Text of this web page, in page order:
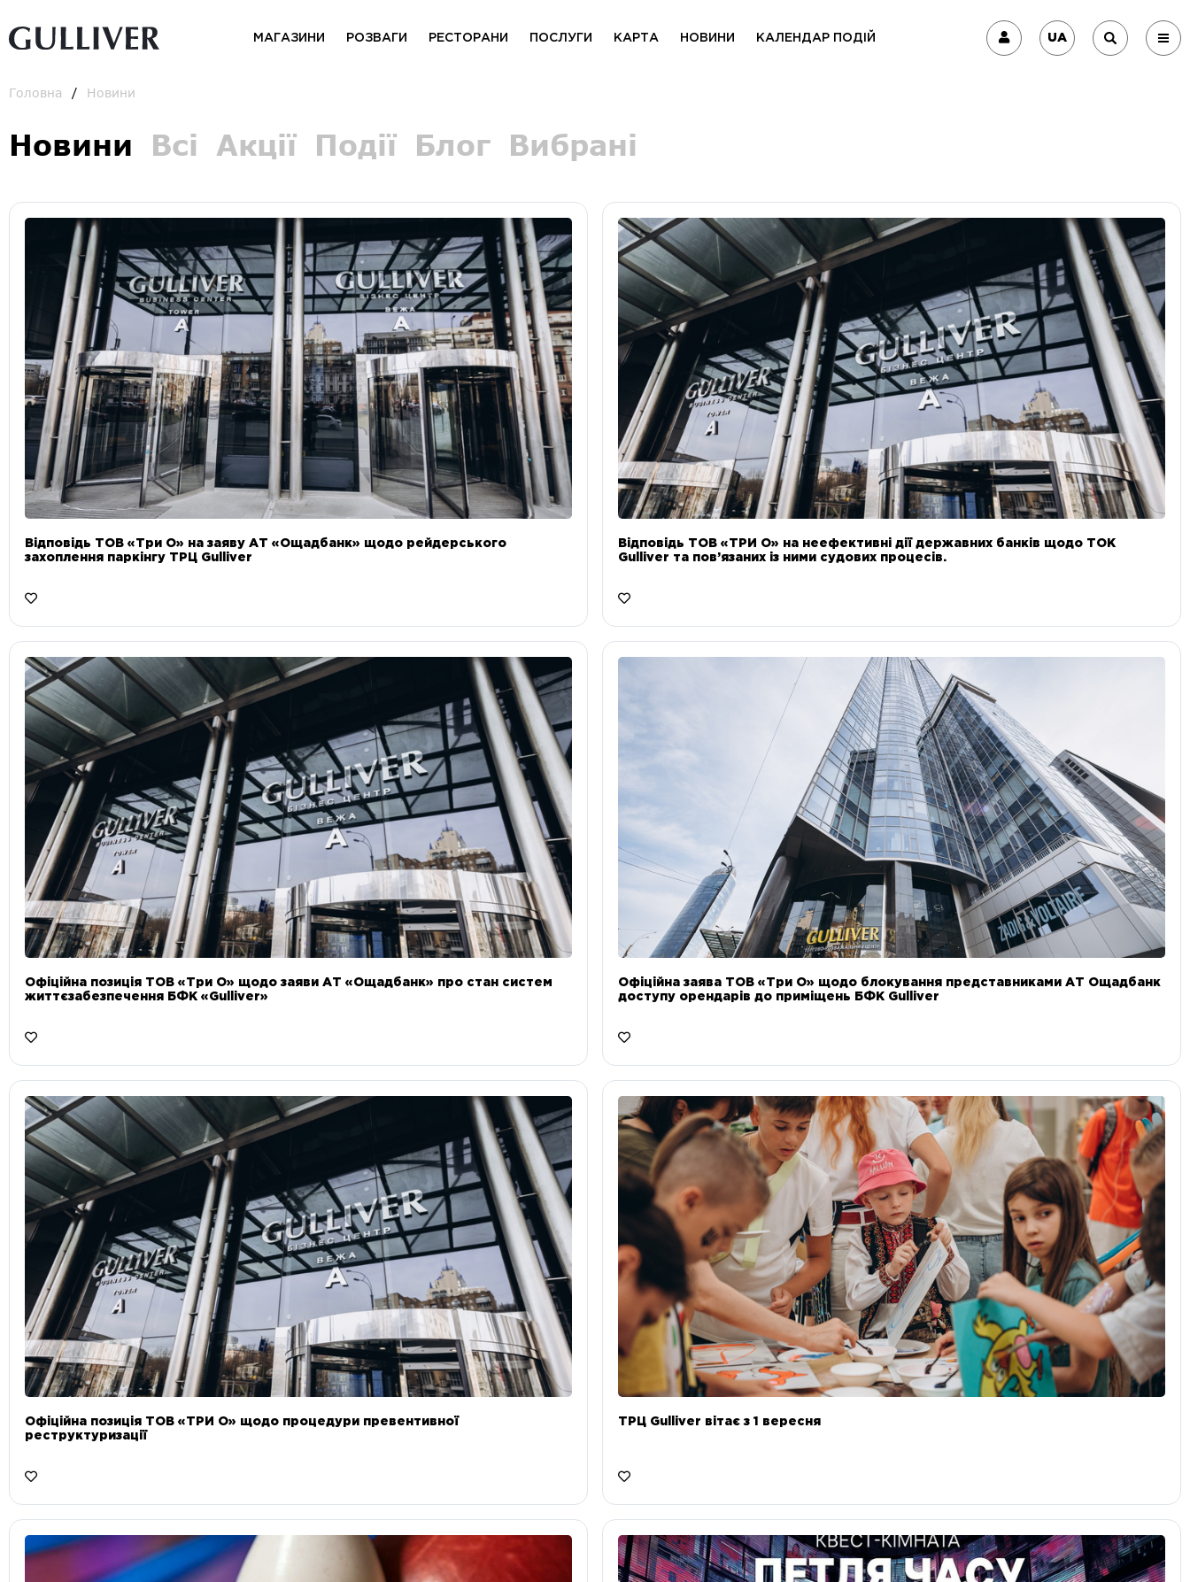
МАГАЗИНИ РОЗВАГИ РЕСТОРАНИ ПОСЛУГИ КАРТА НОВИНИ КАЛЕНДАР ПОДІЙ UA
Головна Новини
Новини Всі Акції Події Блог Вибрані
Відповідь ТОВ «Три О» на заяву АТ «Ощадбанк» щодо рейдерського
захоплення паркінгу ТРЦ Gulliver
Відповідь ТОВ «ТРИ О» на неефективні дії державних банків щодо ТОК
Gulliver та пов’язаних із ними судових процесів.
Офіційна позиція ТОВ «Три О» щодо заяви АТ «Ощадбанк» про стан систем
життєзабезпечення БФК «Gulliver»
Офіційна заява ТОВ «Три О» щодо блокування представниками АТ Ощадбанк
доступу орендарів до приміщень БФК Gulliver
Офіційна позиція ТОВ «ТРИ О» щодо процедури превентивної
реструктуризації
ТРЦ Gulliver вітає з 1 вересня